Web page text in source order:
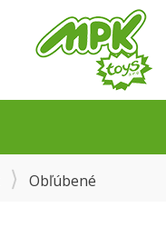
Obľúbené